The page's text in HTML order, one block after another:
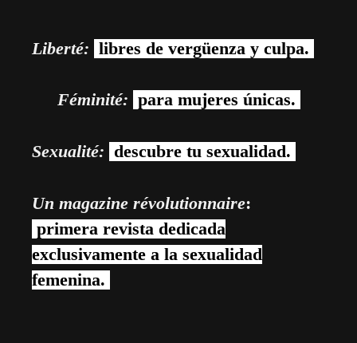
Liberté: libres de vergüenza y culpa.
Féminité: para mujeres únicas.
Sexualité: descubre tu sexualidad.
Un magazine révolutionnaire:
primera revista dedicada
exclusivamente a la sexualidad
femenina.